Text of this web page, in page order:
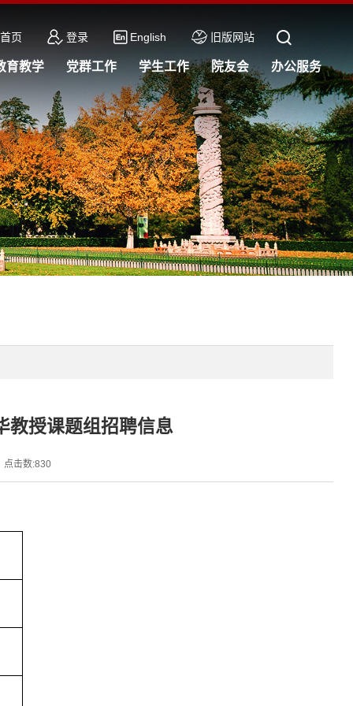
首页 登录 English 旧版网站
育教学 党群工作 学生工作 院友会 办公服务
教授课题组招聘信息
点击数:830